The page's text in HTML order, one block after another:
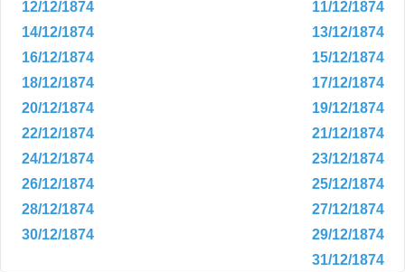
11/12/1874
12/12/1874
13/12/1874
14/12/1874
15/12/1874
16/12/1874
17/12/1874
18/12/1874
19/12/1874
20/12/1874
21/12/1874
22/12/1874
23/12/1874
24/12/1874
25/12/1874
26/12/1874
27/12/1874
28/12/1874
29/12/1874
30/12/1874
31/12/1874